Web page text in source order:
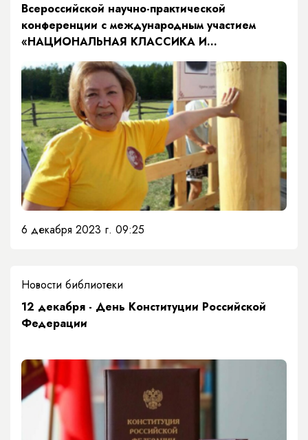
Всероссийской научно-практической
конференции с международным участием
«НАЦИОНАЛЬНАЯ КЛАССИКА И
СОВРЕМЕННЫЙ ЛИТЕРАТУРНЫЙ ПРОЦЕСС»,
посвященной 75-летию со дня рождения
Людмилы Реасовны Кулаковской
6 декабря 2023 г. 09:25
Новости библиотеки
12 декабря - День Конституции Российской
Федерации